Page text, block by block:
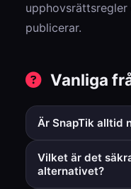
publicerar.
Vanliga
Är SnapTik alltid
Inte alltid, men vissa
intermittenta
Vilket är det
alternativet?